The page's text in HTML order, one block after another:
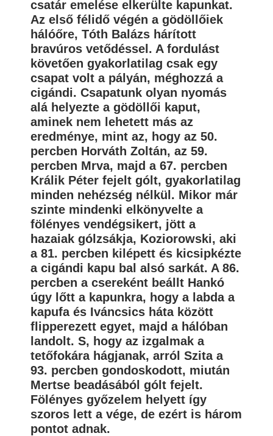
csatár emelése elkerülte kapunkat.
Az első félidő végén a gödöllőiek
hálóőre, Tóth Balázs hárított
bravúros vetődéssel. A fordulást
követően gyakorlatilag csak egy
csapat volt a pályán, méghozzá a
cigándi. Csapatunk olyan nyomás
alá helyezte a gödöllői kaput,
aminek nem lehetett más az
eredménye, mint az, hogy az 50.
percben Horváth Zoltán, az 59.
percben Mrva, majd a 67. percben
Králik Péter fejelt gólt, gyakorlatilag
minden nehézség nélkül. Mikor már
szinte mindenki elkönyvelte a
fölényes vendégsikert, jött a
hazaiak gólzsákja, Koziorowski, aki
a 81. percben kilépett és kicsipkézte
a cigándi kapu bal alsó sarkát. A 86.
percben a csereként beállt Hankó
úgy lőtt a kapunkra, hogy a labda a
kapufa és Iváncsics háta között
flipperezett egyet, majd a hálóban
landolt. S, hogy az izgalmak a
tetőfokára hágjanak, arról Szita a
93. percben gondoskodott, miután
Mertse beadásából gólt fejelt.
Fölényes győzelem helyett így
szoros lett a vége, de ezért is három
pontot adnak.